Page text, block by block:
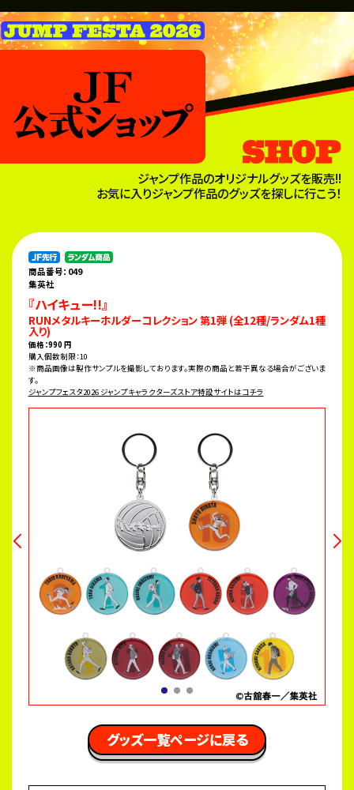
ジャンプ作品のオリジナルグッズを販売!!
お気に入りジャンプ作品のグッズを探しに行こう！
商品番号：049
集英社
『ハイキュー!!』
RUNメタルキーホルダーコレクション 第1弾 (全12種/ランダム1種
入り)
価格：990 円
購入個数制限：10
※商品画像は製作サンプルを撮影しております。実際の商品と若干異なる場合がございま
す。
ジャンプフェスタ2026 ジャンプキャラクターズストア特設サイトはコチラ
グッズ一覧ページに戻る